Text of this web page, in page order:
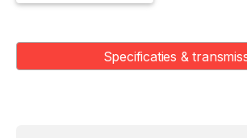
Specificaties &